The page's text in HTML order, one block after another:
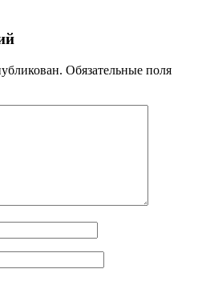
Обязательные поля